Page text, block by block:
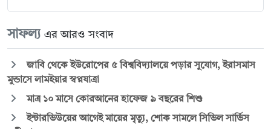
সাফল্য এর আরও সংবাদ
জাবি থেকে ইউরোপের ৫ বিশ্ববিদ্যালয়ে পড়ার সুযোগ, ইরাসমাস
মুন্ডাসে লামইয়ার স্বপ্নযাত্রা
মাত্র ১০ মাসে কোরআনের হাফেজ ৯ বছরের শিশু
ইন্টারভিউয়ের আগেই মায়ের মৃত্যু, শোক সামলে সিভিল সার্ভিস